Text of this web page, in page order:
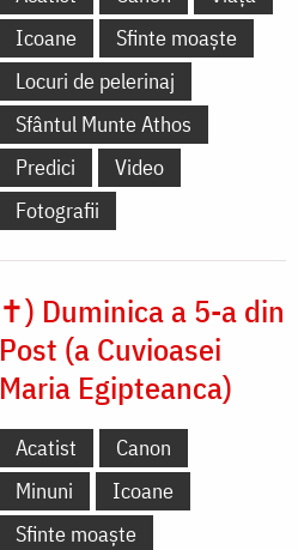
Icoane
Sfinte moaște
Locuri de pelerinaj
Sfântul Munte Athos
Predici
Video
Fotografii
✝) Duminica a 5-a din
Post (a Cuvioasei
Maria Egipteanca)
Acatist
Canon
Minuni
Icoane
Sfinte moaște